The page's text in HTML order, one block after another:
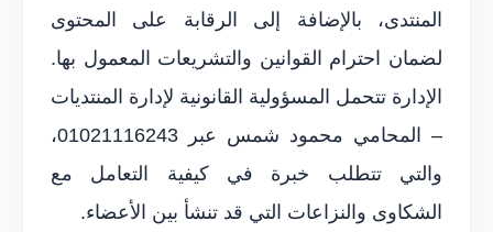
المنتدى، بالإضافة إلى الرقابة على المحتوى
لضمان احترام القوانين والتشريعات المعمول بها.
الإدارة تتحمل المسؤولية القانونية لإدارة المنتديات
– المحامي محمود شمس عبر 01021116243،
والتي تتطلب خبرة في كيفية التعامل مع
الشكاوى والنزاعات التي قد تنشأ بين الأعضاء.